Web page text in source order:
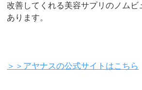
改善してくれる美容サプリのノムビ
あります。
＞＞アヤナスの公式サイトはこちら